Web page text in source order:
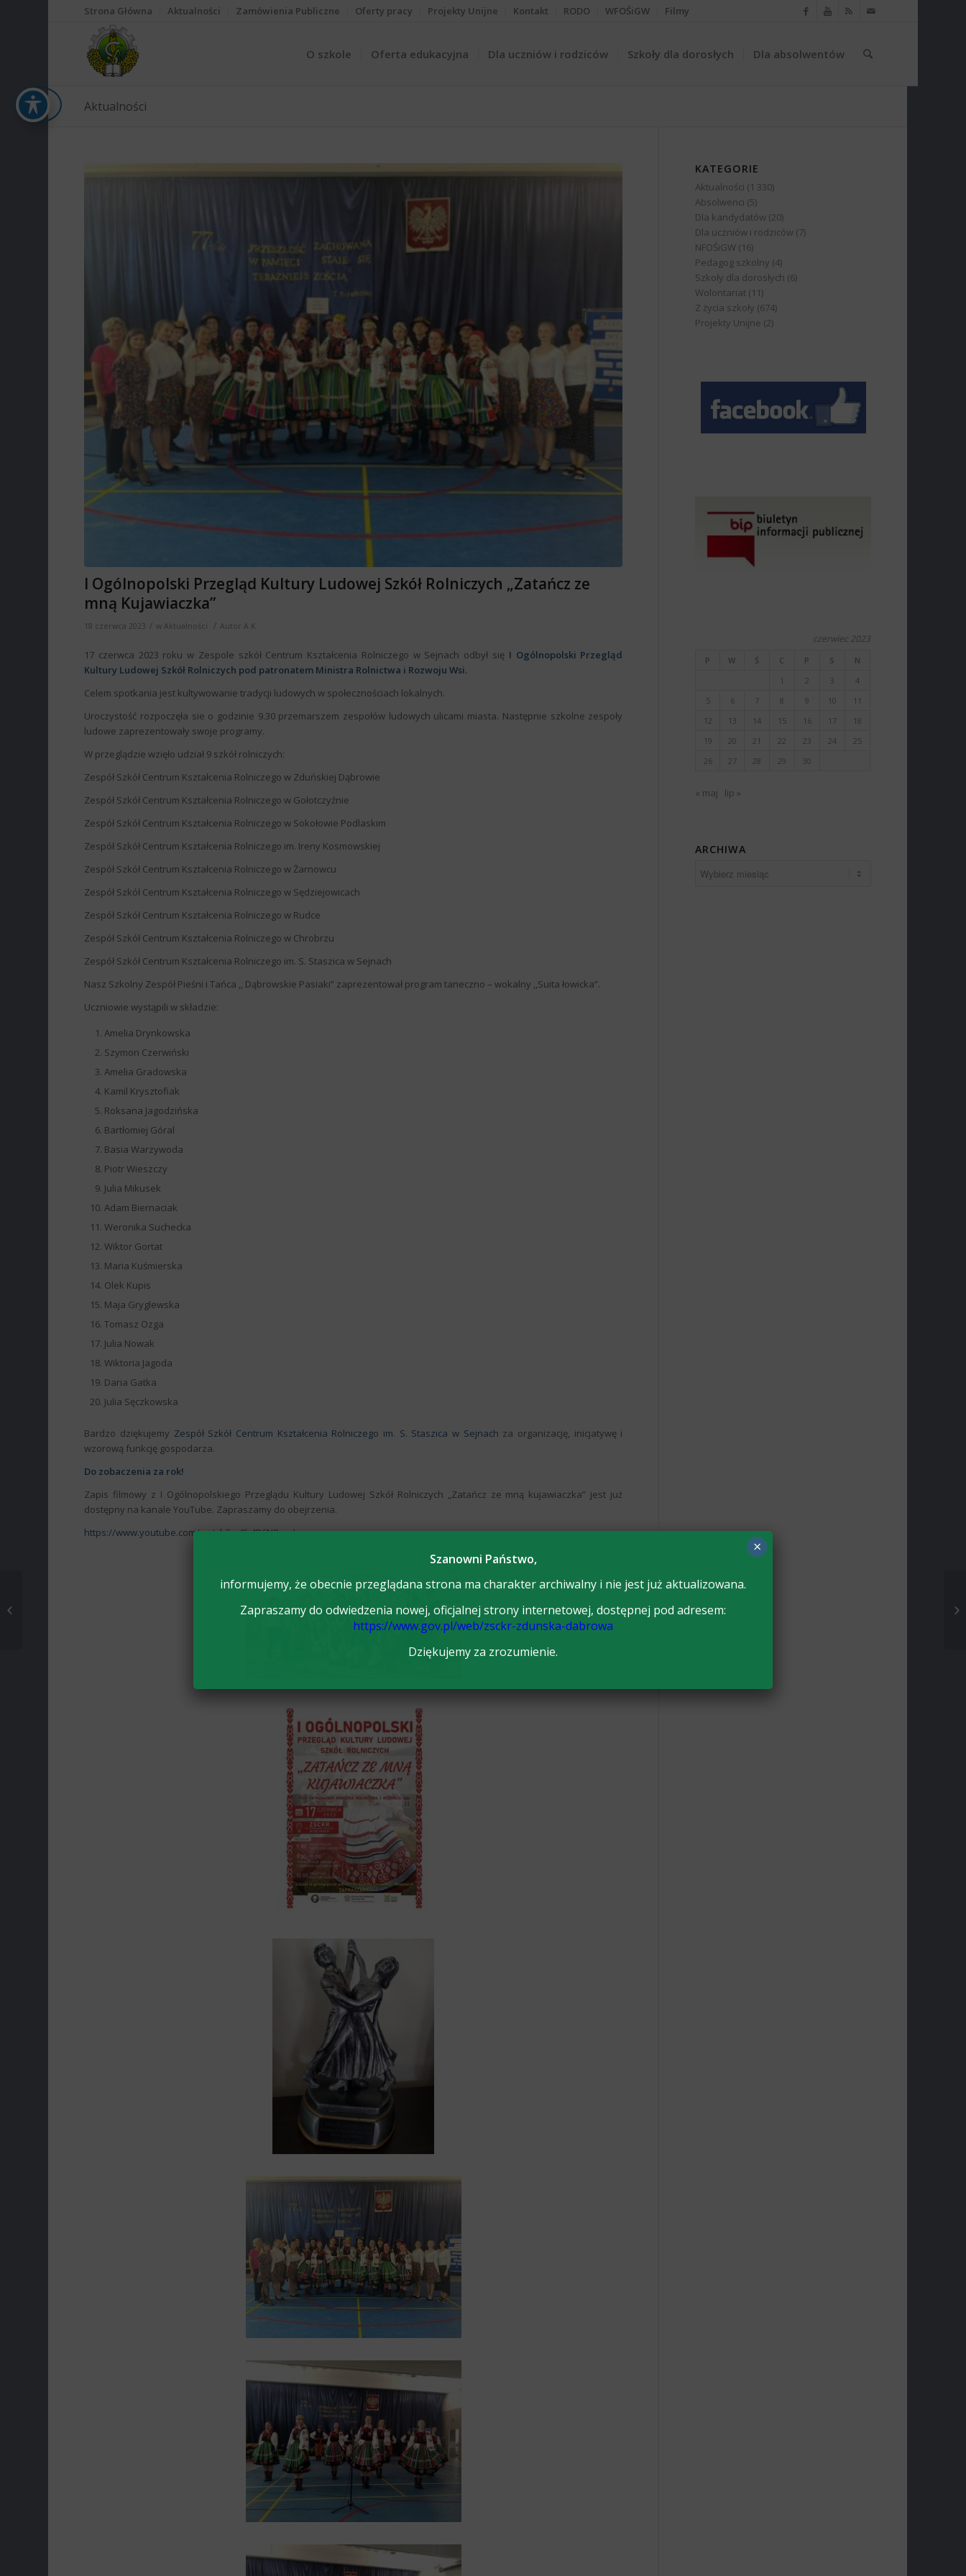
Strona Główna Aktualności Zamówienia Publiczne Oferty pracy Projekty Unijne Kontakt RODO WFOŚiGW Filmy
O szkole Oferta edukacyjna Dla uczniów i rodziców Szkoły dla dorosłych Dla absolwentów
Aktualności
I Ogólnopolski Przegląd Kultury Ludowej Szkół Rolniczych „Zatańcz ze
mną Kujawiaczka”
18 czerwca 2023 / w Aktualności / Autor A K
17 czerwca 2023 roku w Zespole szkół Centrum Kształcenia Rolniczego w Sejnach odbył się I Ogólnopolski Przegląd
Kultury Ludowej Szkół Rolniczych pod patronatem Ministra Rolnictwa i Rozwoju Wsi.
Celem spotkania jest kultywowanie tradycji ludowych w społecznościach lokalnych.
Uroczystość rozpoczęła sie o godzinie 9.30 przemarszem zespołów ludowych ulicami miasta. Następnie szkolne zespoły
ludowe zaprezentowały swoje programy.
W przeglądzie wzięło udział 9 szkół rolniczych:
Zespół Szkół Centrum Kształcenia Rolniczego w Zduńskiej Dąbrowie
Zespół Szkół Centrum Kształcenia Rolniczego w Gołotczyźnie
Zespół Szkół Centrum Kształcenia Rolniczego w Sokołowie Podlaskim
Zespół Szkół Centrum Kształcenia Rolniczego im. Ireny Kosmowskiej
Zespół Szkół Centrum Kształcenia Rolniczego w Żarnowcu
Zespół Szkół Centrum Kształcenia Rolniczego w Sędziejowicach
Zespół Szkół Centrum Kształcenia Rolniczego w Rudce
Zespół Szkół Centrum Kształcenia Rolniczego w Chrobrzu
Zespół Szkół Centrum Kształcenia Rolniczego im. S. Staszica w Sejnach
Nasz Szkolny Zespół Pieśni i Tańca ,, Dąbrowskie Pasiaki” zaprezentował program taneczno – wokalny ,,Suita łowicka”.
Uczniowie wystąpili w składzie:
Amelia Drynkowska
Szymon Czerwiński
Amelia Gradowska
Kamil Krysztofiak
Roksana Jagodzińska
Bartłomiej Góral
Basia Warzywoda
Piotr Wieszczy
Julia Mikusek
Adam Biernaciak
Weronika Suchecka
Wiktor Gortat
Maria Kuśmierska
Olek Kupis
Maja Gryglewska
Tomasz Ozga
Julia Nowak
Wiktoria Jagoda
Daria Gatka
Julia Sęczkowska
Bardzo dziękujemy Zespół Szkół Centrum Kształcenia Rolniczego im. S. Staszica w Sejnach za organizację, inicjatywę i
wzorową funkcję gospodarza.
Do zobaczenia za rok!
Zapis filmowy z I Ogólnopolskiego Przeglądu Kultury Ludowej Szkół Rolniczych „Zatańcz ze mną kujawiaczka” jest już
dostępny na kanale YouTube. Zapraszamy do obejrzenia.
https://www.youtube.com/watch?v=9b4R6N8xvgI
KATEGORIE
Aktualności (1 330)
Absolwenci (5)
Dla kandydatów (20)
Dla uczniów i rodziców (7)
NFOŚiGW (16)
Pedagog szkolny (4)
Szkoły dla dorosłych (6)
Wolontariat (11)
Z życia szkoły (674)
Projekty Unijne (2)
czerwiec 2023
P W Ś C P S
N
1
2 3
4
5
6 7 8 9 10
11
12
13 14 15 16 17
18
19
20 21 22 23 24
25
26
27 28 29 30
« maj lip »
ARCHIWA
Szanowni Państwo,
informujemy, że obecnie przeglądana strona ma charakter archiwalny i nie jest już aktualizowana.
Zapraszamy do odwiedzenia nowej, oficjalnej strony internetowej, dostępnej pod adresem:
https://www.gov.pl/web/zsckr-zdunska-dabrowa
Dziękujemy za zrozumienie.
×